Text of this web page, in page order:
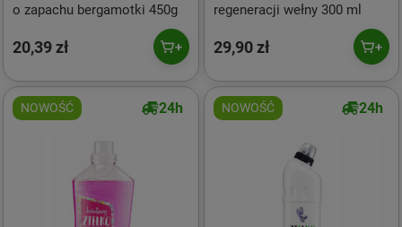
o zapachu bergamotki 450g
20,39 zł
regeneracji wełny 300 ml
29,90 zł
NOWOŚĆ 24h NOWOŚĆ 24h